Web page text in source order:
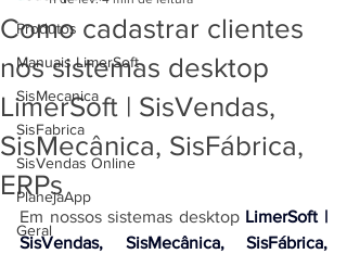
Produtos
Manuais LimerSoft
SisMecanica
SisFabrica
SisVendas Online
PlanejaApp
Geral
Como cadastrar clientes
nos sistemas desktop
LimerSoft | SisVendas,
SisMecânica, SisFábrica,
ERPs
Em nossos sistemas desktop LimerSoft |
SisVendas, SisMecânica, SisFábrica,